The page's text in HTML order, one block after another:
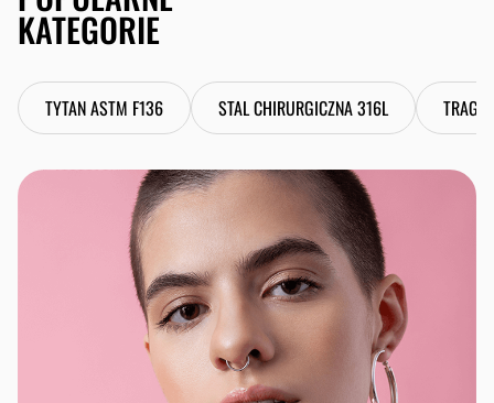
KATEGORIE
TYTAN ASTM F136 STAL CHIRURGICZNA 316L